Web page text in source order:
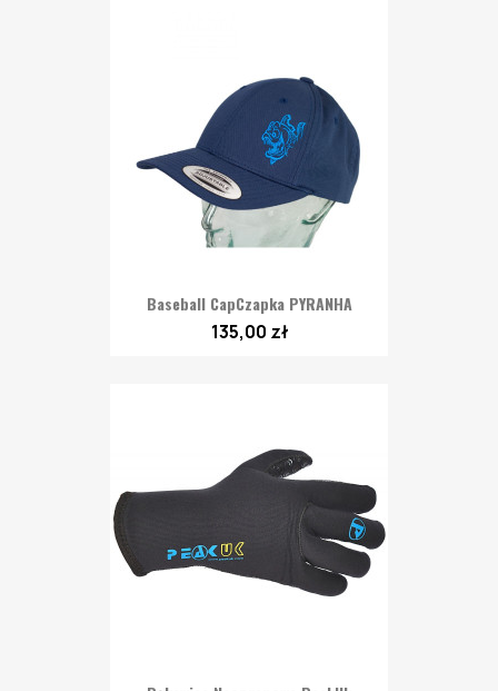
Baseball CapCzapka PYRANHA
135,00 zł